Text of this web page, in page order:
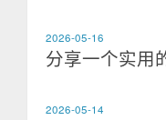
2026-05-16
分享一个实用
2026-05-14